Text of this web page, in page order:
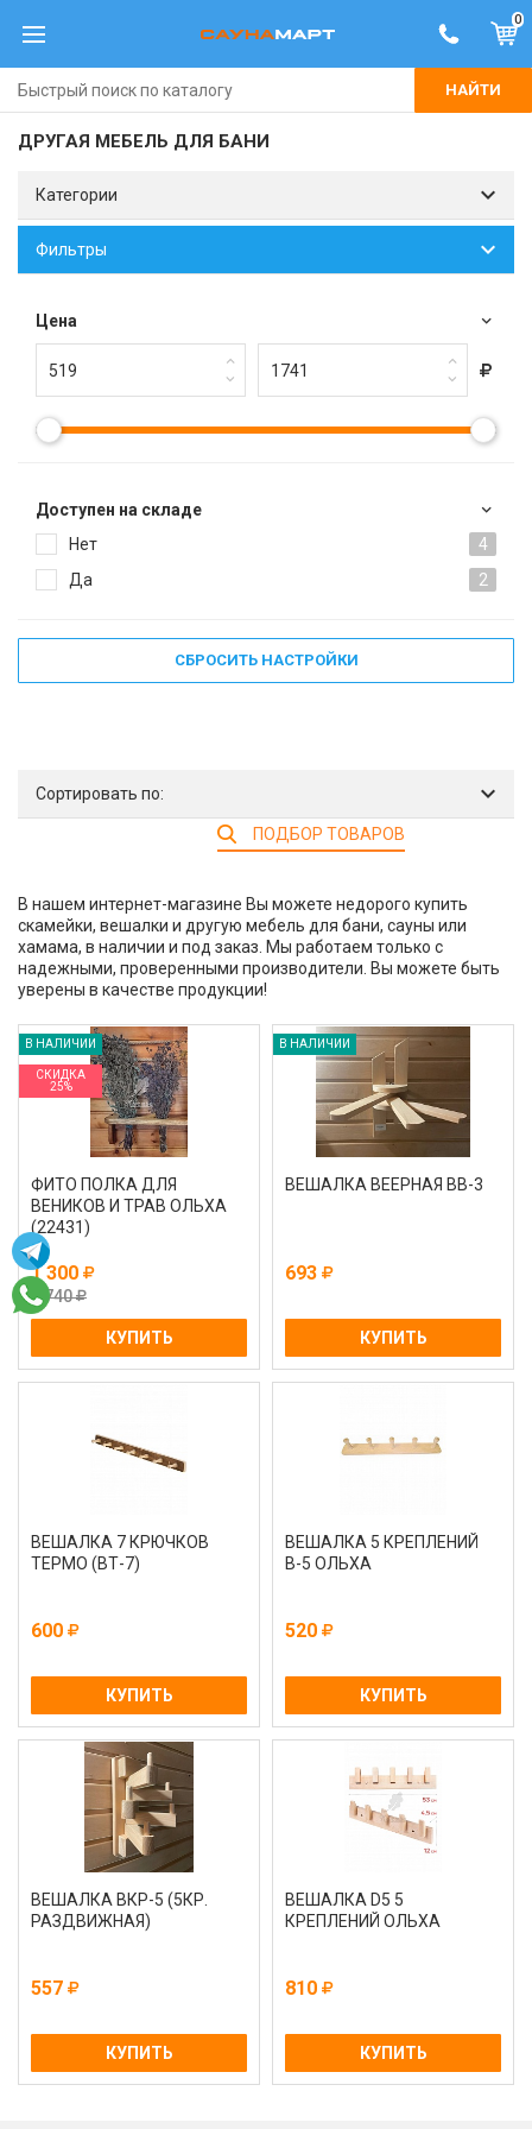
0
НАЙТИ
ДРУГАЯ МЕБЕЛЬ ДЛЯ БАНИ
Категории
Фильтры
Цена
Доступен на складе
Нет
4
Да
2
СБРОСИТЬ НАСТРОЙКИ
Сортировать по:
ПОДБОР ТОВАРОВ
В НАЛИЧИИ
СКИДКА
25%
ФИТО ПОЛКА ДЛЯ
ВЕНИКОВ И ТРАВ ОЛЬХА
(22431)
1 300
1 740
КУПИТЬ
В НАЛИЧИИ
ВЕШАЛКА ВЕЕРНАЯ ВВ-3
693
КУПИТЬ
ВЕШАЛКА 7 КРЮЧКОВ
ТЕРМО (ВТ-7)
600
КУПИТЬ
ВЕШАЛКА 5 КРЕПЛЕНИЙ
В-5 ОЛЬХА
520
КУПИТЬ
ВЕШАЛКА ВКР-5 (5КР.
РАЗДВИЖНАЯ)
557
КУПИТЬ
ВЕШАЛКА D5 5
КРЕПЛЕНИЙ ОЛЬХА
810
КУПИТЬ
В нашем интернет-магазине Вы можете недорого купить
скамейки, вешалки и другую мебель для бани, сауны или
хамама, в наличии и под заказ. Мы работаем только с
надежными, проверенными производители. Вы можете быть
уверены в качестве продукции!